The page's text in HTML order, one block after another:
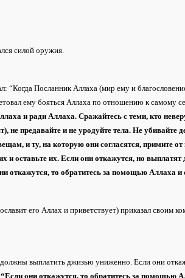
силой оружия.
“Когда Посланник Аллаха (мир ему и
ему бояться Аллаха по отношению к самому
и ради Аллаха. Сражайтесь с теми, кто
не предавайте и не уродуйте тела. Не убивайте
и ту, на которую они согласятся, примите
и оставьте их. Если они откажутся, но
откажутся, то обратитесь за помощью Аллаха
его Аллах и приветствует) приказал своим
выплатить джизью униженно. Если они
“Если они откажутся, то обратитесь за помощью